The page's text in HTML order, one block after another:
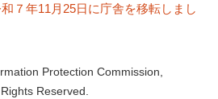
７年11月25日に庁舎を移転しまし
Protection Commission,
Reserved.